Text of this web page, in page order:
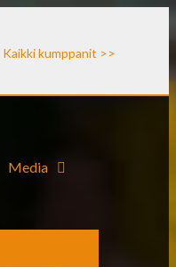
Kaikki kumppanit >>
Media